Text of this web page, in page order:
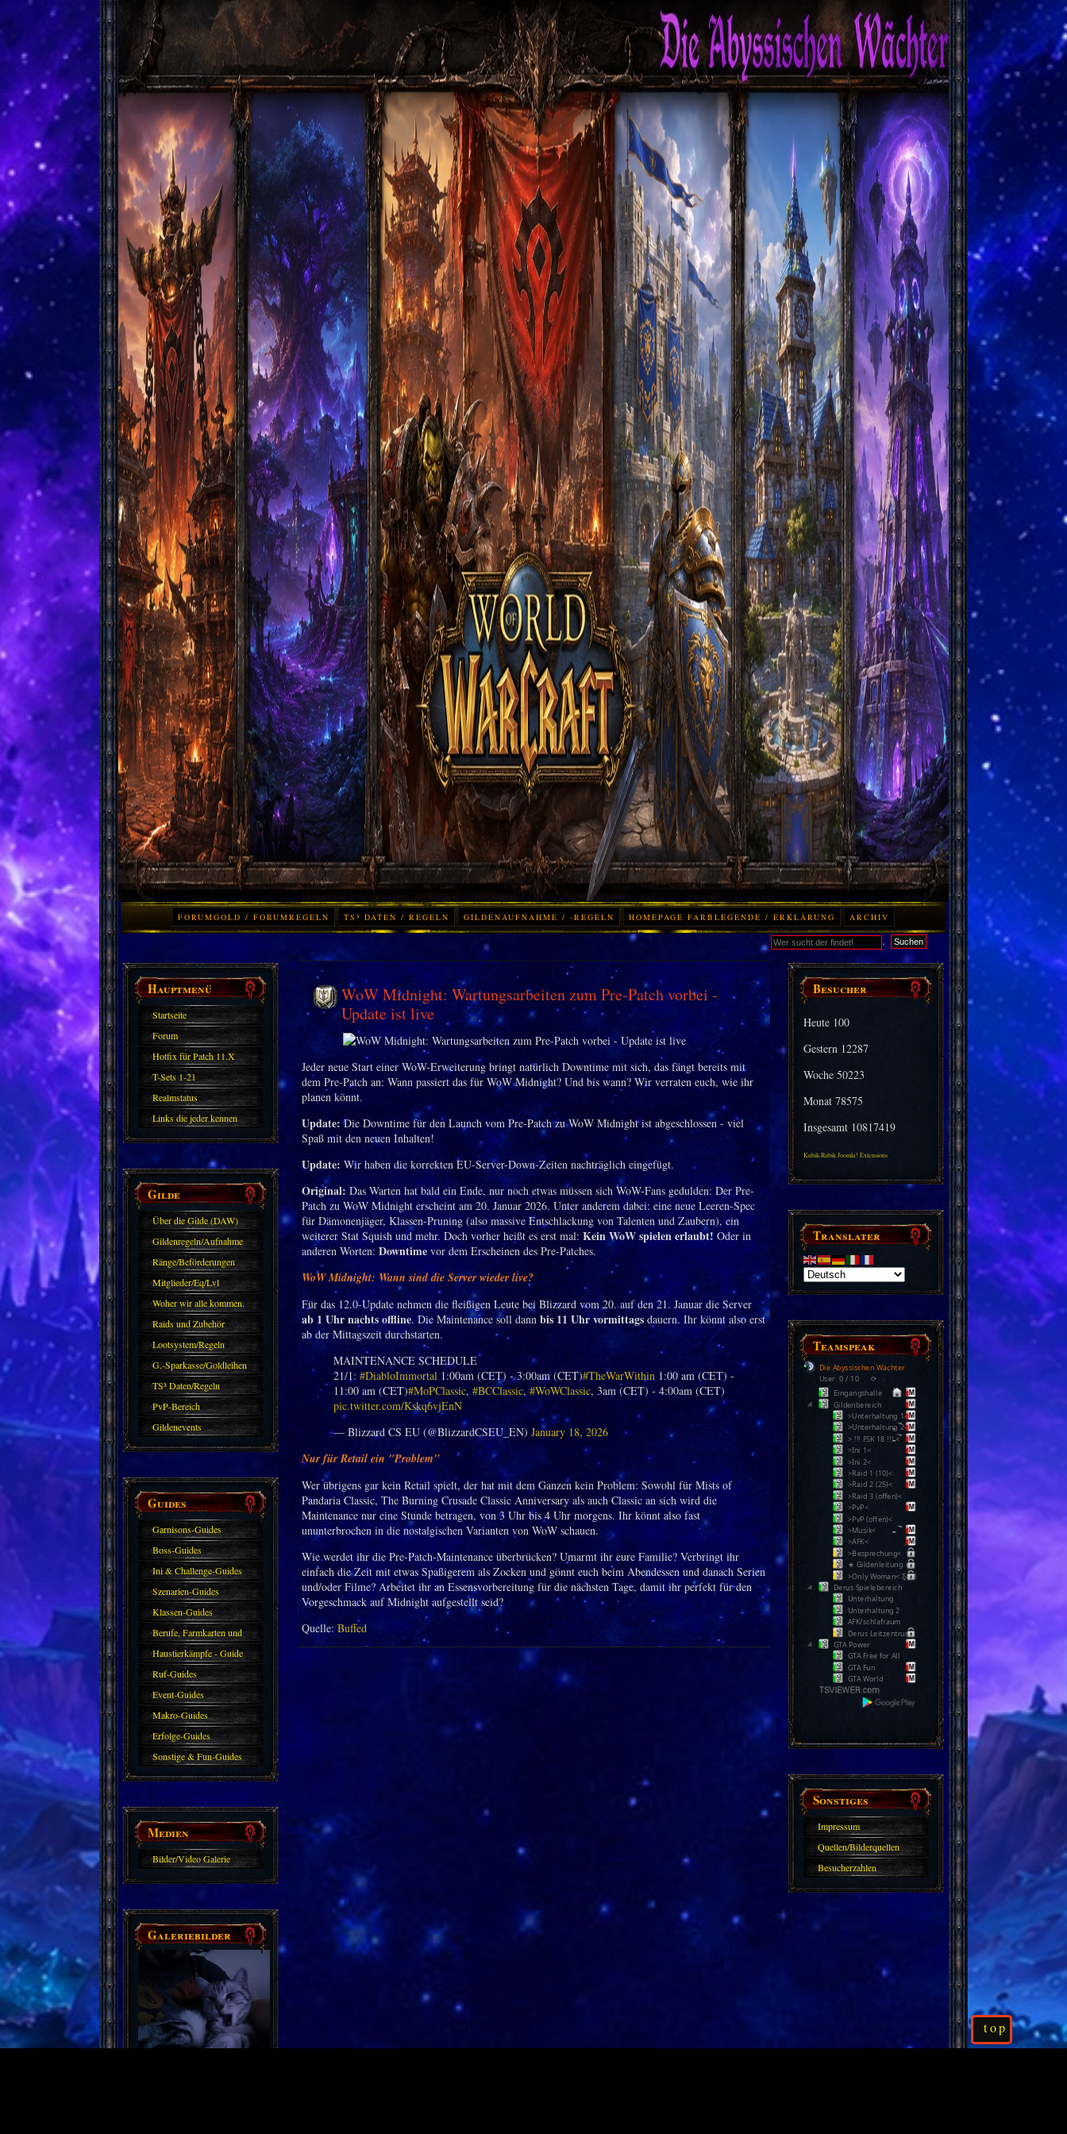
FORUMGOLD / FORUMREGELN TS³ DATEN / REGELN GILDENAUFNAHME / -REGELN HOMEPAGE FARBLEGENDE / ERKLÄRUNG ARCHIV
. Suchen
Hauptmenü
Startseite
Forum
Hotfix für Patch 11.X
T-Sets 1-21
Realmstatus
Links die jeder kennen
sollte?! Oder nicht?
Gilde
Über die Gilde (DAW)
Gildenregeln/Aufnahme
Ränge/Beförderungen
Mitglieder/Eq/Lvl
Woher wir alle kommen.
Raids und Zubehör
Lootsystem/Regeln
G.-Sparkasse/Goldleihen
TS³ Daten/Regeln
PvP-Bereich
Gildenevents
Guides
Garnisons-Guides
Boss-Guides
Ini & Challenge-Guides
Szenarien-Guides
Klassen-Guides
Berufe, Farmkarten und
Haustiere
Haustierkämpfe - Guide
Ruf-Guides
Event-Guides
Makro-Guides
Erfolge-Guides
Sonstige & Fun-Guides
Medien
Bilder/Video Galerie
Galeriebilder
Besucher
Heute 100
Gestern 12287
Woche50223
Monat78575
Insgesamt 10817419
Kubik-Rubik Joomla! Extensions
Translater
Teamspeak
Die Abyssischen Wächter
User: 0 / 10 ⟳
Eingangshalle
Gildenbereich
>Unterhaltung 1<
>Unterhaltung 2<
> !!! FSK 18 !!! <
>Ini 1<
>Ini 2<
>Raid 1 (10)<
>Raid 2 (25)<
>Raid 3 (offen)<
>PvP<
>PvP (offen)<
>Musik<
>AFK<
>Besprechung<
★ Gildenleitung ★
>Only Woman< Ƹ̵̡Ӝ̵̨̄Ʒ
Derus Spielebereich
Unterhaltung
Unterhaltung 2
AFK/schlafraum
Derus Leitzentrum
GTA Power
GTA Free for All
GTA Fun
GTA World
Sonstiges
Impressum
Quellen/Bilderquellen
Besucherzahlen
WoW Midnight: Wartungsarbeiten zum Pre-Patch vorbei -
Update ist live
Jeder neue Start einer WoW-Erweiterung bringt natürlich Downtime mit sich, das fängt bereits mit
dem Pre-Patch an: Wann passiert das für WoW Midnight? Und bis wann? Wir verraten euch, wie ihr
planen könnt.
Update:Die Downtime für den Launch vom Pre-Patch zu WoW Midnight ist abgeschlossen - viel
Spaß mit den neuen Inhalten!
Update: Wir haben die korrekten EU-Server-Down-Zeiten nachträglich eingefügt.
Original: Das Warten hat bald ein Ende, nur noch etwas müssen sich WoW-Fans gedulden: Der Pre-
Patch zu WoW Midnight erscheint am 20. Januar 2026. Unter anderem dabei: eine neue Leeren-Spec
für Dämonenjäger, Klassen-Pruning (also massive Entschlackung von Talenten und Zaubern), ein
weiterer Stat Squish und mehr. Doch vorher heißt es erst mal: Kein WoWspielen erlaubt! Oder in
anderen Worten: Downtime vor dem Erscheinen des Pre-Patches.
WoW Midnight: Wann sind die Server wieder live?
Für das 12.0-Update nehmen die fleißigen Leute bei Blizzard vom 20. auf den 21. Januar die Server
ab 1 Uhr nachts offline. Die Maintenance soll dann bis 11 Uhr vormittags dauern. Ihr könnt also erst
ab der Mittagszeit durchstarten.
MAINTENANCE SCHEDULE
21/1: #DiabloImmortal1:00am (CET) - 3:00am (CET)#TheWarWithin1:00 am (CET) -
11:00 am (CET)#MoPClassic, #BCClassic, #WoWClassic, 3am (CET) - 4:00am (CET)
pic.twitter.com/Kskq6vjEnN
— Blizzard CS EU (@BlizzardCSEU_EN) January 18, 2026
Nur für Retail ein "Problem"
Wer übrigens gar kein Retail spielt, der hat mit dem Ganzen kein Problem: Sowohl für Mists of
Pandaria Classic, The Burning Crusade Classic Anniversary als auch Classic an sich wird die
Maintenance nur eine Stunde betragen, von 3 Uhr bis 4 Uhr morgens. Ihr könnt also fast
ununterbrochen in die nostalgischen Varianten von WoW schauen.
Wie werdet ihr die Pre-Patch-Maintenance überbrücken? Umarmt ihr eure Familie? Verbringt ihr
einfach die Zeit mit etwas Spaßigerem als Zocken und gönnt euch beim Abendessen und danach Serien
und/oder Filme? Arbeitet ihr an Essensvorbereitung für die nächsten Tage, damit ihr perfekt für den
Vorgeschmack auf Midnight aufgestellt seid?
Quelle:Buffed
top